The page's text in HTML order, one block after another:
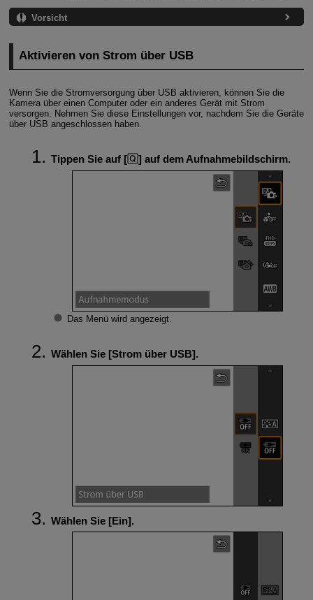
Vorsicht
Aktivieren von Strom über USB
Wenn Sie die Stromversorgung über USB aktivieren, können Sie die
Kamera über einen Computer oder ein anderes Gerät mit Strom
versorgen. Nehmen Sie diese Einstellungen vor, nachdem Sie die Geräte
über USB angeschlossen haben.
Tippen Sie auf [ ] auf dem Aufnahmebildschirm.
Das Menü wird angezeigt.
Wählen Sie [Strom über USB].
Wählen Sie [Ein].